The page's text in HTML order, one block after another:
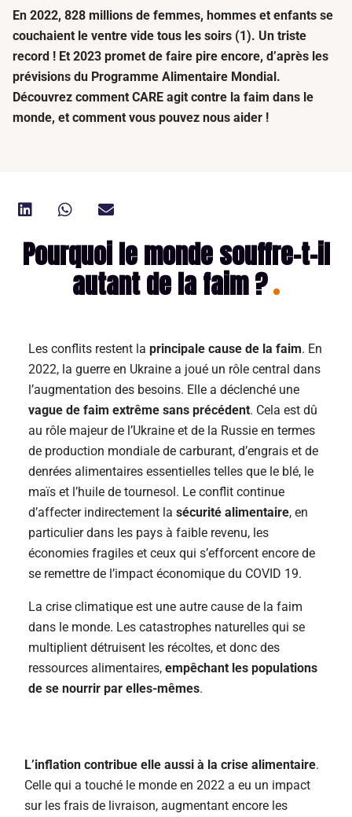
En 2022, 828 millions de femmes, hommes et enfants se
couchaient le ventre vide tous les soirs (1). Un triste
record ! Et 2023 promet de faire pire encore, d’après les
prévisions du Programme Alimentaire Mondial.
Découvrez comment CARE agit contre la faim dans le
monde, et comment vous pouvez nous aider !
Pourquoi le monde souffre-t-il
autant de la faim ?
Les conflits restent la principale cause de la faim. En
2022, la guerre en Ukraine a joué un rôle central dans
l’augmentation des besoins. Elle a déclenché une
vague de faim extrême sans précédent. Cela est dû
au rôle majeur de l’Ukraine et de la Russie en termes
de production mondiale de carburant, d’engrais et de
denrées alimentaires essentielles telles que le blé, le
maïs et l’huile de tournesol. Le conflit continue
d’affecter indirectement la sécurité alimentaire, en
particulier dans les pays à faible revenu, les
économies fragiles et ceux qui s’efforcent encore de
se remettre de l’impact économique du COVID 19.
La crise climatique est une autre cause de la faim
dans le monde. Les catastrophes naturelles qui se
multiplient détruisent les récoltes, et donc des
ressources alimentaires, empêchant les populations
de se nourrir par elles-mêmes.
L’inflation contribue elle aussi à la crise alimentaire.
Celle qui a touché le monde en 2022 a eu un impact
sur les frais de livraison, augmentant encore les